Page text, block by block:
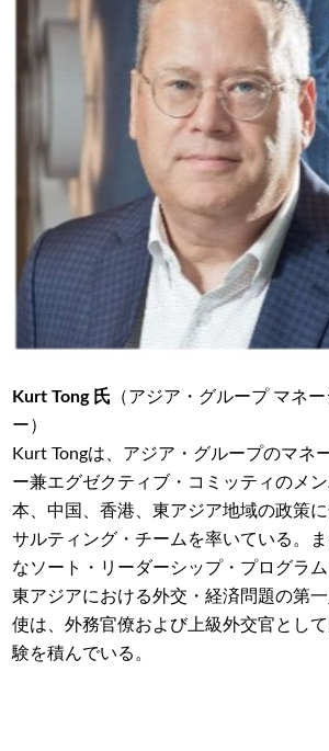
Kurt Tong 氏 （アジア・グループ マネ
ー）
Kurt Tongは、アジア・グループのマネ
ー兼エグゼクティブ・コミッティのメ
本、中国、香港、東アジア地域の政策
サルティング・チームを率いている。
なソート・リーダーシップ・プログラム
東アジアにおける外交・経済問題の第
使は、外務官僚および上級外交官とし
験を積んでいる。